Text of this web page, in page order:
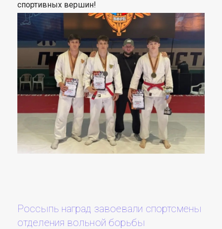
спортивных вершин!
Россыпь наград завоевали спортсмены
отделения вольной борьбы